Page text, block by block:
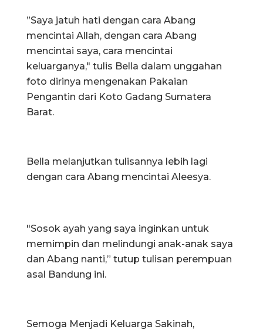
”Saya jatuh hati dengan cara Abang
mencintai Allah, dengan cara Abang
mencintai saya, cara mencintai
keluarganya," tulis Bella dalam unggahan
foto dirinya mengenakan Pakaian
Pengantin dari Koto Gadang Sumatera
Barat.
Bella melanjutkan tulisannya lebih lagi
dengan cara Abang mencintai Aleesya.
"Sosok ayah yang saya inginkan untuk
memimpin dan melindungi anak-anak saya
dan Abang nanti,” tutup tulisan perempuan
asal Bandung ini.
Semoga Menjadi Keluarga Sakinah,